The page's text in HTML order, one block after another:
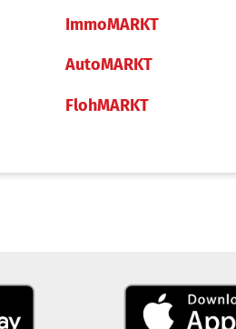
ImmoMARKT
AutoMARKT
FlohMARKT